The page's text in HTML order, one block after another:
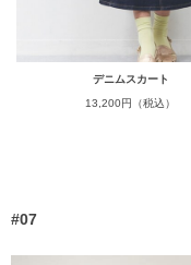
デニムスカート
13,200円（税込）
#07